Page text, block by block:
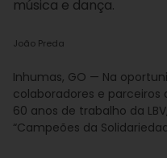
música e dança.
João Preda
Inhumas, GO — Na
colaboradores e
60 anos de trabalho da
“Campeões da